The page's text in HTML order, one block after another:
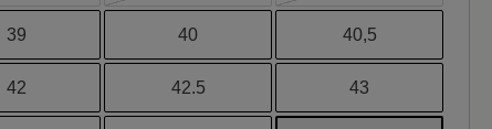
39 40 40,5
42 42.5 43